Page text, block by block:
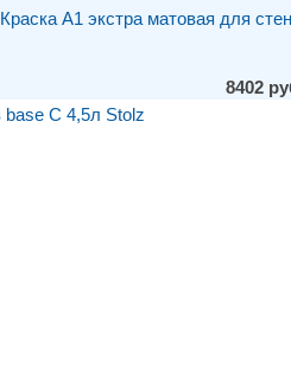
Краска A1 экстра матовая для
8402